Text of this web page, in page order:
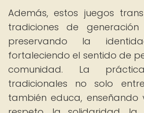
Además, estos juegos
tradiciones de generación
preservando la
fortaleciendo el sentido de
comunidad. La
tradicionales no solo
también educa, enseñando